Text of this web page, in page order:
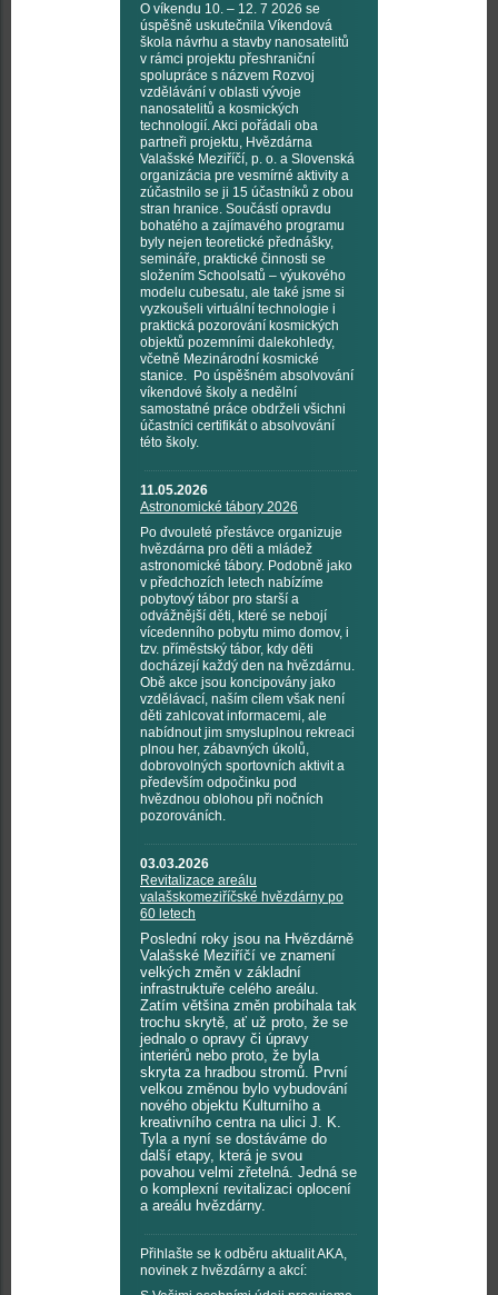
O víkendu 10. – 12. 7 2026 se
úspěšně uskutečnila Víkendová
škola návrhu a stavby nanosatelitů
v rámci projektu přeshraniční
spolupráce s názvem Rozvoj
vzdělávání v oblasti vývoje
nanosatelitů a kosmických
technologií. Akci pořádali oba
partneři projektu, Hvězdárna
Valašské Meziříčí, p. o. a Slovenská
organizácia pre vesmírné aktivity a
zúčastnilo se ji 15 účastníků z obou
stran hranice. Součástí opravdu
bohatého a zajímavého programu
byly nejen teoretické přednášky,
semináře, praktické činnosti se
složením Schoolsatů – výukového
modelu cubesatu, ale také jsme si
vyzkoušeli virtuální technologie i
praktická pozorování kosmických
objektů pozemními dalekohledy,
včetně Mezinárodní kosmické
stanice. Po úspěšném absolvování
víkendové školy a nedělní
samostatné práce obdrželi všichni
účastníci certifikát o absolvování
této školy.
11.05.2026
Astronomické tábory 2026
Po dvouleté přestávce organizuje
hvězdárna pro děti a mládež
astronomické tábory. Podobně jako
v předchozích letech nabízíme
pobytový tábor pro starší a
odvážnější děti, které se nebojí
vícedenního pobytu mimo domov, i
tzv. příměstský tábor, kdy děti
docházejí každý den na hvězdárnu.
Obě akce jsou koncipovány jako
vzdělávací, naším cílem však není
děti zahlcovat informacemi, ale
nabídnout jim smysluplnou rekreaci
plnou her, zábavných úkolů,
dobrovolných sportovních aktivit a
především odpočinku pod
hvězdnou oblohou při nočních
pozorováních.
03.03.2026
Revitalizace areálu
valašskomeziříčské hvězdárny po
60 letech
Poslední roky jsou na Hvězdárně
Valašské Meziříčí ve znamení
velkých změn v základní
infrastruktuře celého areálu.
Zatím většina změn probíhala tak
trochu skrytě, ať už proto, že se
jednalo o opravy či úpravy
interiérů nebo proto, že byla
skryta za hradbou stromů. První
velkou změnou bylo vybudování
nového objektu Kulturního a
kreativního centra na ulici J. K.
Tyla a nyní se dostáváme do
další etapy, která je svou
povahou velmi zřetelná. Jedná se
o komplexní revitalizaci oplocení
a areálu hvězdárny.
Přihlašte se k odběru aktualit AKA,
novinek z hvězdárny a akcí: